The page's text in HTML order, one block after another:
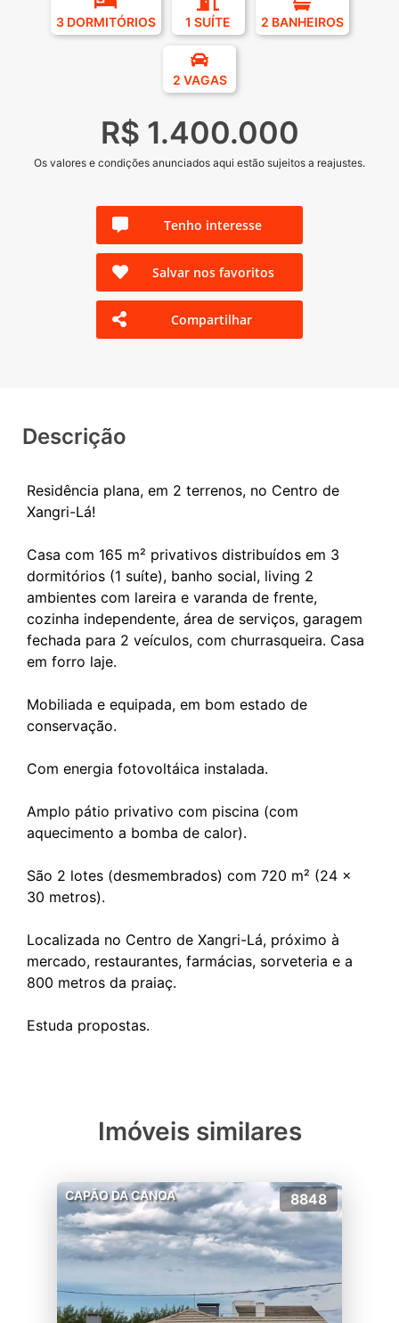
3 DORMITÓRIOS 1 SUÍTE 2 BANHEIROS
2 VAGAS
R$ 1.400.000
Os valores e condições anunciados aqui estão sujeitos a reajustes.
Tenho interesse
Salvar nos favoritos
Compartilhar
Descrição
Residência plana, em 2 terrenos, no Centro de
Xangri-Lá!
Casa com 165 m² privativos distribuídos em 3
dormitórios (1 suíte), banho social, living 2
ambientes com lareira e varanda de frente,
cozinha independente, área de serviços, garagem
fechada para 2 veículos, com churrasqueira. Casa
em forro laje.
Mobiliada e equipada, em bom estado de
conservação.
Com energia fotovoltáica instalada.
Amplo pátio privativo com piscina (com
aquecimento a bomba de calor).
São 2 lotes (desmembrados) com 720 m² (24 x
30 metros).
Localizada no Centro de Xangri-Lá, próximo à
mercado, restaurantes, farmácias, sorveteria e a
800 metros da praiaç.
Imóveis similares
CAPÃO DA CANOA 8848